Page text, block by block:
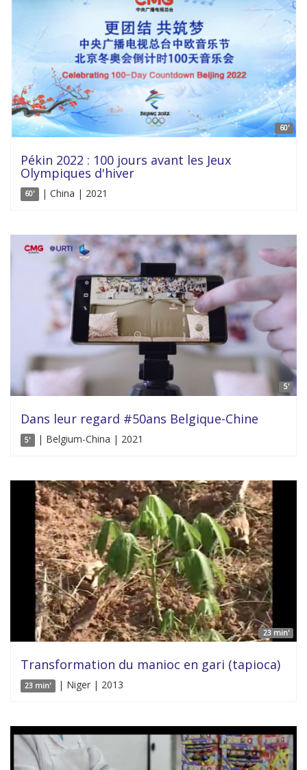
60'
Pékin 2022 : 100 jours avant les Jeux
Olympiques d'hiver
60' | China | 2021
5'
Dans leur regard #50ans Belgique-Chine
5' | Belgium-China | 2021
23 min'
Transformation du manioc en gari (tapioca)
23 min' | Niger | 2013